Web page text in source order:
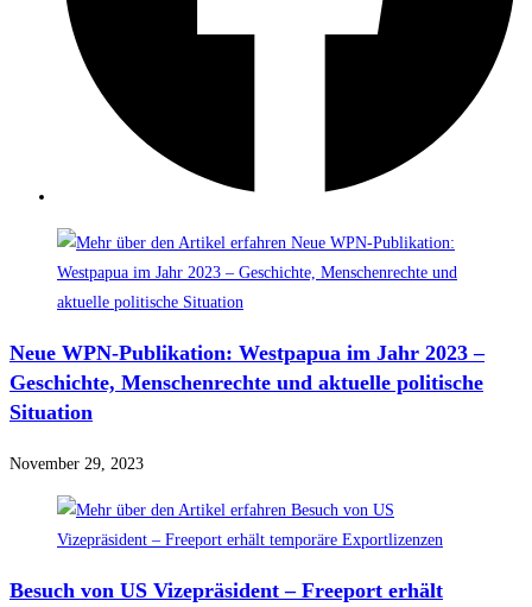
Neue WPN-Publikation: Westpapua im Jahr 2023 –
Geschichte, Menschenrechte und aktuelle politische
Situation
November 29, 2023
Besuch von US Vizepräsident – Freeport erhält